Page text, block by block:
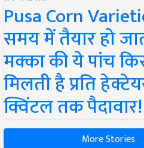
Pusa Corn
समय में तैयार हो
मक्का की ये पांच
मिलती है प्रति
क्विंटल तक पैदावार!
More Stories